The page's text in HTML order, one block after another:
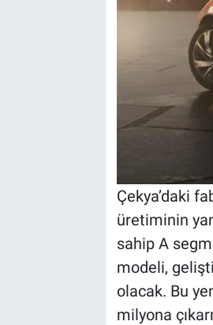
Çekya’daki
üretiminin
sahip A
modeli,
olacak. Bu
milyona